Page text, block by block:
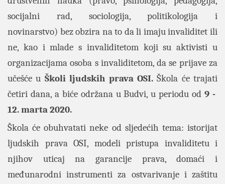
socijalni rad, sociologija, politikologija i
novinarstvo) bez obzira na to da li imaju invaliditet ili
ne, kao i mlade s invaliditetom koji su aktivisti u
organizacijama osoba s invaliditetom, da se prijave za
učešće u Školi ljudskih prava OSI.Škola će trajati
četiri dana, a biće održana u Budvi, u periodu od9 -
12. marta 2020.
Škola će obuhvatati neke od sljedećih tema: istorijat
ljudskih prava OSI, modeli pristupa invaliditetu i
njihov uticaj na garancije prava, domaći i
međunarodni instrumenti za ostvarivanje i zaštitu